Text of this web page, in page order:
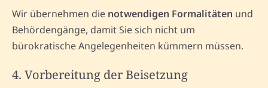
Wir übernehmen die notwendigen Formalitäten und
Behördengänge, damit Sie sich nicht um
bürokratische Angelegenheiten kümmern müssen.
4. Vorbereitung der Beisetzung